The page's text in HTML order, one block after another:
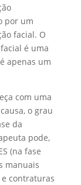
por um
facial. O
é uma
apenas um
com uma
o grau
da
pode,
(na fase
manuais
contraturas